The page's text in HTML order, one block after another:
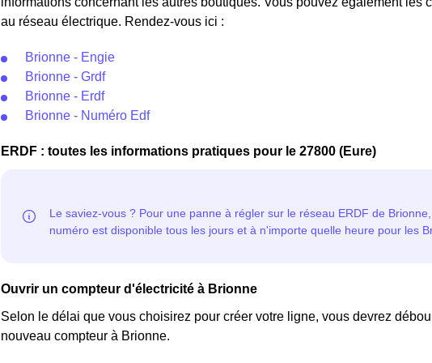
au réseau électrique. Rendez-vous ici :
Brionne - Engie
Brionne - Grdf
Brionne - Erdf
Brionne - Numéro Edf
ERDF : toutes les informations pratiques pour le 27800 (Eure)
Ouvrir un compteur d'électricité à Brionne
Selon le délai que vous choisirez pour créer votre ligne, vous devrez
nouveau compteur à Brionne.